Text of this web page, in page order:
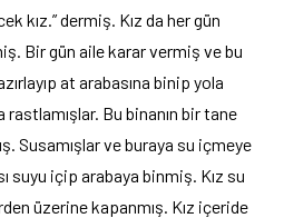
kız.” dermiş. Kız da her gün
Bir gün aile karar vermiş ve bu
at arabasına binip yola
Bu binanın bir tane
Susamışlar ve buraya su içmeye
suyu içip arabaya binmiş. Kız su
üzerine kapanmış. Kız içeride